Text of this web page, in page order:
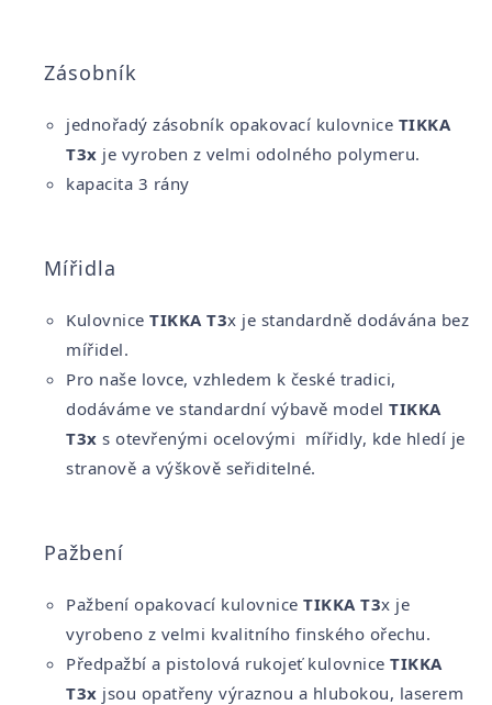
Zásobník
jednořadý zásobník opakovací kulovnice TIKKA
T3x je vyroben z velmi odolného polymeru.
kapacita 3 rány
Mířidla
Kulovnice TIKKA T3x je standardně dodávána bez
mířidel.
Pro naše lovce, vzhledem k české tradici,
dodáváme ve standardní výbavě model TIKKA
T3x s otevřenými ocelovými mířidly, kde hledí je
stranově a výškově seřiditelné.
Pažbení
Pažbení opakovací kulovnice TIKKA T3x je
vyrobeno z velmi kvalitního finského ořechu.
Předpažbí a pistolová rukojeť kulovnice TIKKA
T3x jsou opatřeny výraznou a hlubokou, laserem